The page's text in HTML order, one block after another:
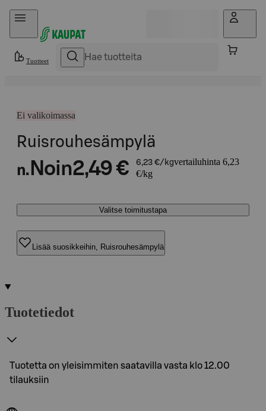
Hyppää sisältöön
Tuotteet
Ei valikoimassa
Ruisrouhesämpylä
n. Noin2,49 € 6,23 €/kgvertailuhinta 6,23
€/kg
Valitse toimitustapa
Lisää suosikkeihin, Ruisrouhesämpylä
Tuotetiedot
Tuotetta on yleisimmiten saatavilla vasta klo 12.00
tilauksiin